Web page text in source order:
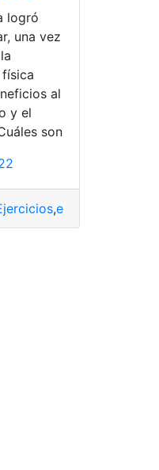
logró
una vez
al
y el
son
,ejercicios físicos